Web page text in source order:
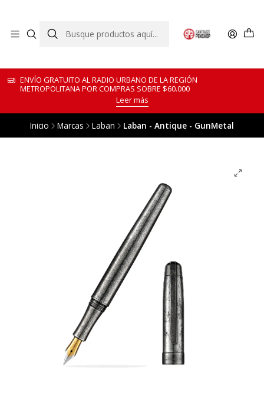
ENVÍO GRATUITO AL RADIO URBANO DE LA REGIÓN
METROPOLITANA POR COMPRAS SOBRE $60.000
Leer más
Inicio Marcas Laban Laban - Antique - GunMetal